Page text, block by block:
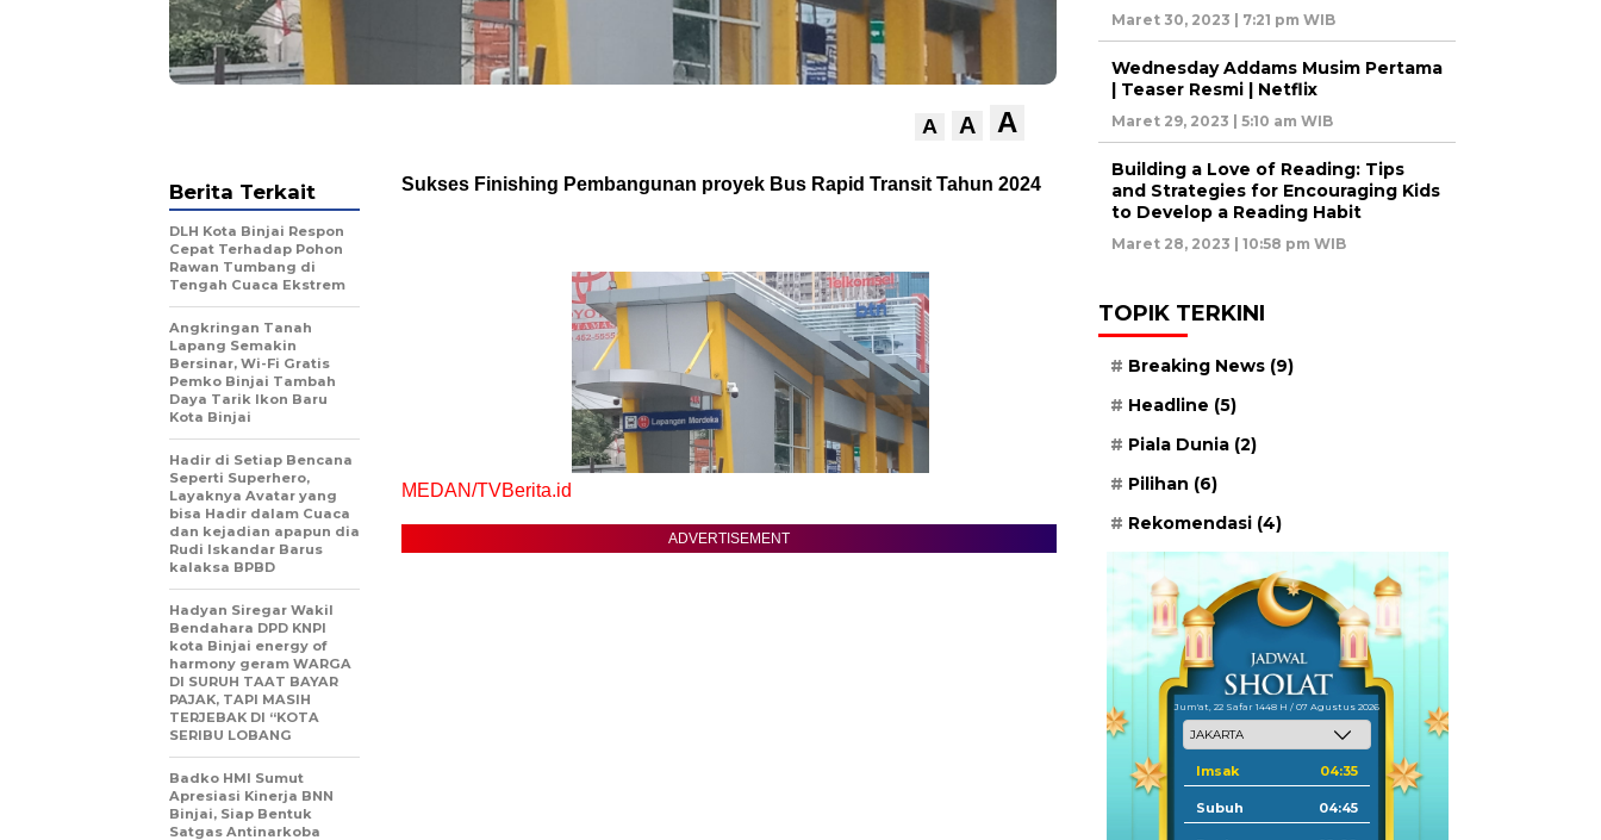
A A A
Sukses Finishing Pembangunan proyek Bus Rapid Transit Tahun 2024
MEDAN/TVBerita.id
ADVERTISEMENT
Berita Terkait
DLH Kota Binjai Respon
Cepat Terhadap Pohon
Rawan Tumbang di
Tengah Cuaca Ekstrem
Angkringan Tanah
Lapang Semakin
Bersinar, Wi-Fi Gratis
Pemko Binjai Tambah
Daya Tarik Ikon Baru
Kota Binjai
Hadir di Setiap Bencana
Seperti Superhero,
Layaknya Avatar yang
bisa Hadir dalam Cuaca
dan kejadian apapun dia
Rudi Iskandar Barus
kalaksa BPBD
Hadyan Siregar Wakil
Bendahara DPD KNPI
kota Binjai energy of
harmony geram WARGA
DI SURUH TAAT BAYAR
PAJAK, TAPI MASIH
TERJEBAK DI “KOTA
SERIBU LOBANG
Badko HMI Sumut
Apresiasi Kinerja BNN
Binjai, Siap Bentuk
Satgas Antinarkoba
Maret 30, 2023 | 7:21 pm WIB
Wednesday Addams Musim Pertama
| Teaser Resmi | Netflix
Maret 29, 2023 | 5:10 am WIB
Building a Love of Reading: Tips
and Strategies for Encouraging Kids
to Develop a Reading Habit
Maret 28, 2023 | 10:58 pm WIB
TOPIK TERKINI
Breaking News (9)
Headline (5)
Piala Dunia (2)
Pilihan (6)
Rekomendasi (4)
Jum'at, 22 Safar 1448 H / 07 Agustus 2026
Imsak 04:35
Subuh 04:45